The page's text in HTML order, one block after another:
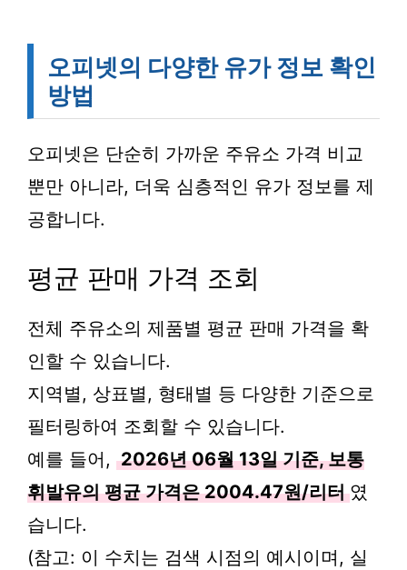
오피넷의 다양한 유가 정보 확인
방법
오피넷은 단순히 가까운 주유소 가격 비교
뿐만 아니라, 더욱 심층적인 유가 정보를 제
공합니다.
평균 판매 가격 조회
전체 주유소의 제품별 평균 판매 가격을 확
인할 수 있습니다.
지역별, 상표별, 형태별 등 다양한 기준으로
필터링하여 조회할 수 있습니다.
예를 들어, 2026년 06월 13일 기준, 보통
휘발유의 평균 가격은 2004.47원/리터 였
습니다.
(참고: 이 수치는 검색 시점의 예시이며, 실